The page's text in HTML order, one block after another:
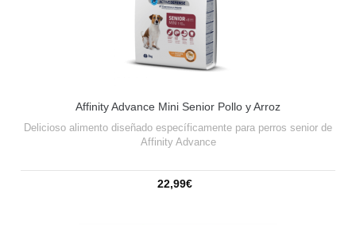
Affinity Advance Mini Senior Pollo y Arroz
Delicioso alimento diseñado específicamente para perros senior de
Affinity Advance
22,99€